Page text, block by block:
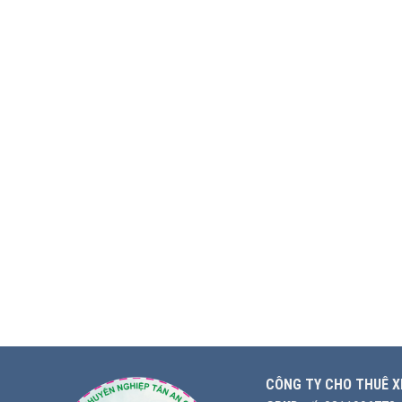
CÔNG TY CHO THUÊ